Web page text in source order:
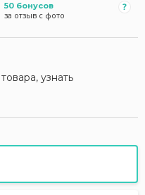
50 бонусов
за отзыв с фото
узнать